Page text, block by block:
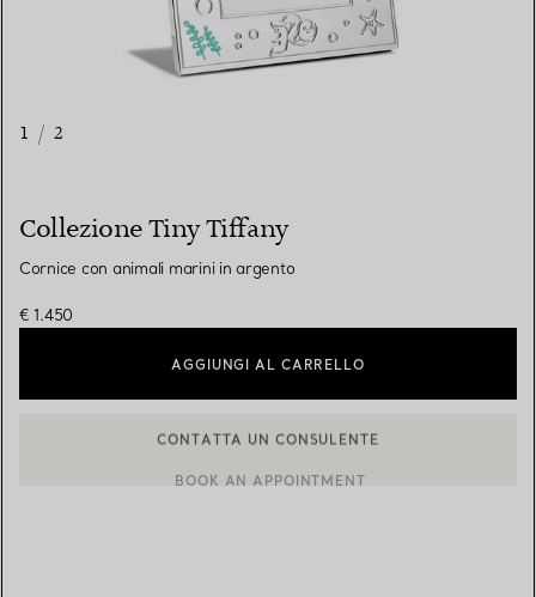
1 / 2
Collezione Tiny Tiffany
Cornice con animali marini in argento
€ 1.450
AGGIUNGI AL CARRELLO